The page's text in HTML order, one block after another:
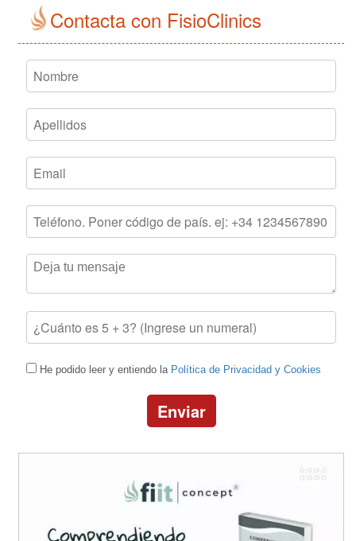
Contacta con FisioClinics
He podido leer y entiendo la Política de Privacidad y Cookies
Enviar